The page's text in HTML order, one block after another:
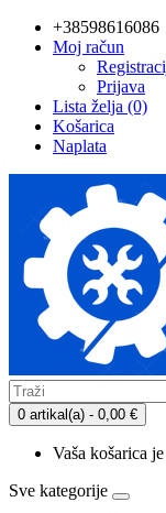
+38598616086
Moj račun
Prijava
Lista želja (0)
Košarica
Naplata
0 artikal(a) - 0,00 €
Vaša košarica
Sve kategorije